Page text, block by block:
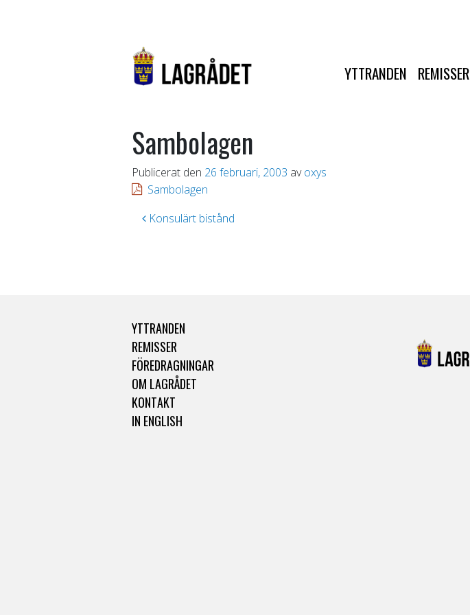
YTTRANDEN REMISSER
Sambolagen
Publicerat den 26 februari, 2003 av oxys
Sambolagen
Inläggsnavigering
Konsulärt bistånd
YTTRANDEN
REMISSER
FÖREDRAGNINGAR
OM LAGRÅDET
KONTAKT
IN ENGLISH